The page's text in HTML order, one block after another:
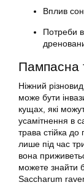
Вплив
Потреби
Пампасна
Ніжний
може бути
кущах, які
усамітнення в
трава стійка
лише під час
вона
можете знайти
Saccharum